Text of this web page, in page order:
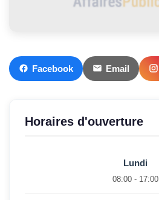
Facebook Email
Horaires d'ouverture
Lundi
08:00 - 17:00